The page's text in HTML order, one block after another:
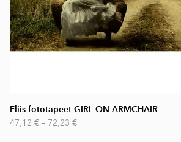
Fliis fototapeet GIRL ON ARMCHAIR
47,12 € – 72,23 €